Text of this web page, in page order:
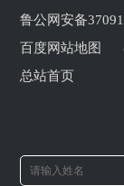
鲁公网安备
百度网站地图
总站首页